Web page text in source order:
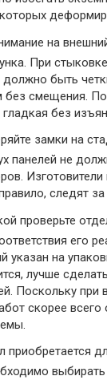
на
При
быть
смещения.
без
замки на
панелей не
Изготовители
следят за
проверьте
его
указан на
лучше
Поскольку при
скорее всего
приобретается